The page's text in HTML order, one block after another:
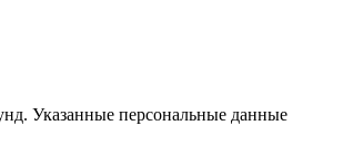
Указанные персональные данные